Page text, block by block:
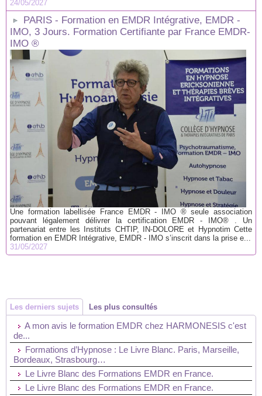
24/05/2027
PARIS - Formation en EMDR Intégrative, EMDR -
IMO, 3 Jours. Formation Certifiante par France EMDR-
IMO ®
Une formation labellisée France EMDR - IMO ® seule association
pouvant légalement délivrer la certification EMDR - IMO® . Un
partenariat entre les Instituts CHTIP, IN-DOLORE et Hypnotim Cette
formation en EMDR Intégrative, EMDR - IMO s’inscrit dans la prise e...
31/05/2027
Les derniers sujets Les plus consultés
A mon avis le formation EMDR chez HARMONESIS c'est
de...
Formations d’Hypnose : Le Livre Blanc. Paris, Marseille,
Bordeaux, Strasbourg…
Le Livre Blanc des Formations EMDR en France.
Le Livre Blanc des Formations EMDR en France.